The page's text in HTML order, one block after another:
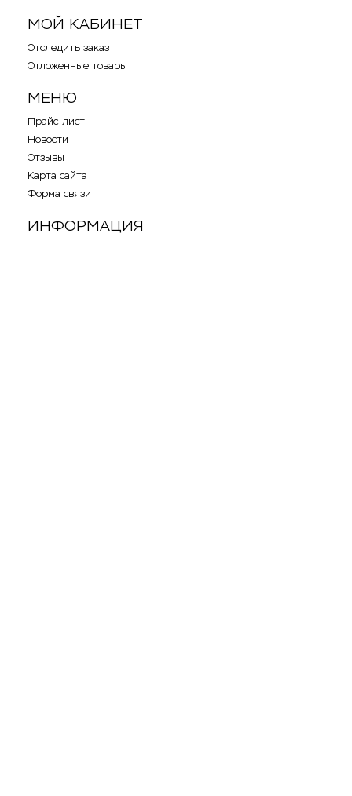
МОЙ КАБИНЕТ
Отследить заказ
Отложенные товары
МЕНЮ
Прайс-лист
Новости
Отзывы
Карта сайта
Форма связи
ИНФОРМАЦИЯ